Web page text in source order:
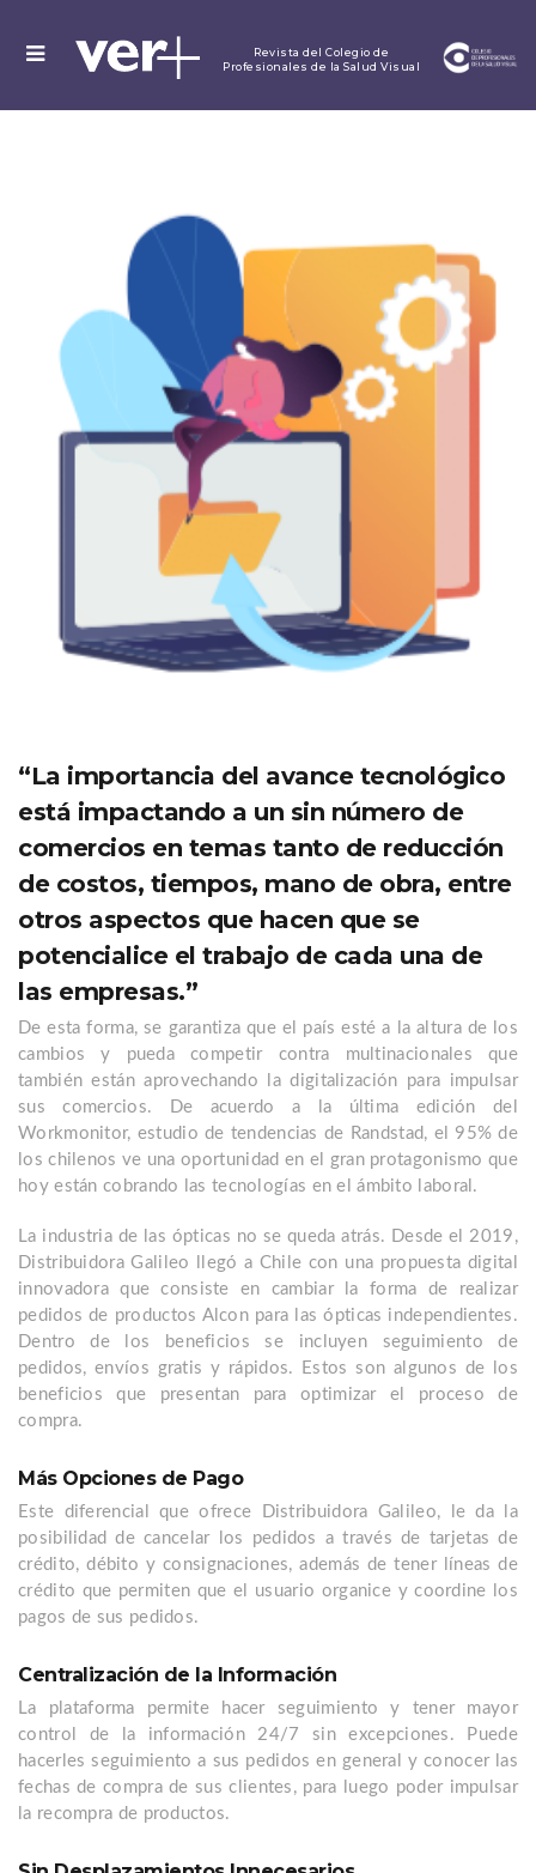
MENU
Revista del Colegio de
Profesionales de la Salud Visual
“La importancia del avance tecnológico
está impactando a un sin número de
comercios en temas tanto de reducción
de costos, tiempos, mano de obra, entre
otros aspectos que hacen que se
potencialice el trabajo de cada una de
las empresas.”
De esta forma, se garantiza que el país esté a la altura de los
cambios y pueda competir contra multinacionales que
también están aprovechando la digitalización para impulsar
sus comercios. De acuerdo a la última edición del
Workmonitor, estudio de tendencias de Randstad, el 95% de
los chilenos ve una oportunidad en el gran protagonismo que
hoy están cobrando las tecnologías en el ámbito laboral.
La industria de las ópticas no se queda atrás. Desde el 2019,
Distribuidora Galileo llegó a Chile con una propuesta digital
innovadora que consiste en cambiar la forma de realizar
pedidos de productos Alcon para las ópticas independientes.
Dentro de los beneficios se incluyen seguimiento de
pedidos, envíos gratis y rápidos. Estos son algunos de los
beneficios que presentan para optimizar el proceso de
compra.
Más Opciones de Pago
Este diferencial que ofrece Distribuidora Galileo, le da la
posibilidad de cancelar los pedidos a través de tarjetas de
crédito, débito y consignaciones, además de tener líneas de
crédito que permiten que el usuario organice y coordine los
pagos de sus pedidos.
Centralización de la Información
La plataforma permite hacer seguimiento y tener mayor
control de la información 24/7 sin excepciones. Puede
hacerles seguimiento a sus pedidos en general y conocer las
fechas de compra de sus clientes, para luego poder impulsar
la recompra de productos.